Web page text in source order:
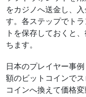
をカジノへ送金し、
す。各ステップでト
トを保存しておくと
ちます。
日本のプレイヤー事
額のビットコインで
コインへ換えて価格